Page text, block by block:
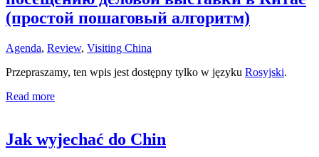
(простой пошаговый алгоритм)
Agenda, Review, Visiting China
Przepraszamy, ten wpis jest dostępny tylko w języku Rosyjski.
Read more
Jak wyjechać do Chin